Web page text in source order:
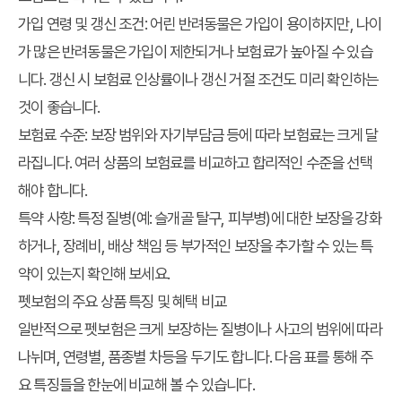
가입 연령 및 갱신 조건: 어린 반려동물은 가입이 용이하지만, 나이
가 많은 반려동물은 가입이 제한되거나 보험료가 높아질 수 있습
니다. 갱신 시 보험료 인상률이나 갱신 거절 조건도 미리 확인하는
것이 좋습니다.
보험료 수준: 보장 범위와 자기부담금 등에 따라 보험료는 크게 달
라집니다. 여러 상품의 보험료를 비교하고 합리적인 수준을 선택
해야 합니다.
특약 사항: 특정 질병(예: 슬개골 탈구, 피부병)에 대한 보장을 강화
하거나, 장례비, 배상 책임 등 부가적인 보장을 추가할 수 있는 특
약이 있는지 확인해 보세요.
펫보험의 주요 상품 특징 및 혜택 비교
일반적으로 펫보험은 크게 보장하는 질병이나 사고의 범위에 따라
나뉘며, 연령별, 품종별 차등을 두기도 합니다. 다음 표를 통해 주
요 특징들을 한눈에 비교해 볼 수 있습니다.